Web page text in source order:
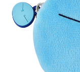
每筆NT$100，滿
宅配-離島(澎湖/金門/
每筆NT$220
黑貓宅配-貨到付款
每筆NT$150